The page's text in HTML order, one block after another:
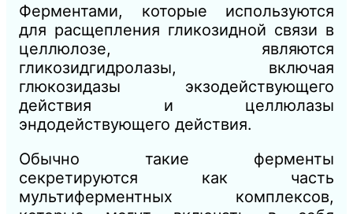
Ферментами, которые используются
для расщепления гликозидной связи в
целлюлозе, являются
гликозидгидролазы, включая
глюкозидазы экзодействующего
действия и целлюлазы
эндодействующего действия.
Обычно такие ферменты
секретируются как часть
мультиферментных комплексов,